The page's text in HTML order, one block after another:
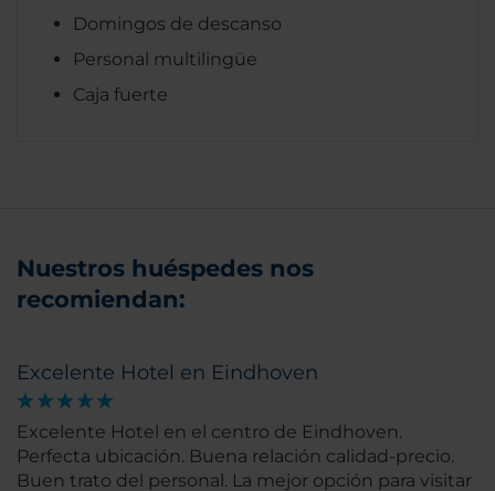
Domingos de descanso
Personal multilingüe
Caja fuerte
Nuestros huéspedes nos
recomiendan:
Excelente Hotel en Eindhoven
Excelente Hotel en el centro de Eindhoven.
Perfecta ubicación. Buena relación calidad-precio.
Buen trato del personal. La mejor opción para visitar